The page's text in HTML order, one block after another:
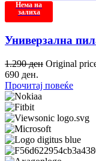
Нема на
залиха
Универзална
1.290ден Original
690 ден.
Прочитај повеќе